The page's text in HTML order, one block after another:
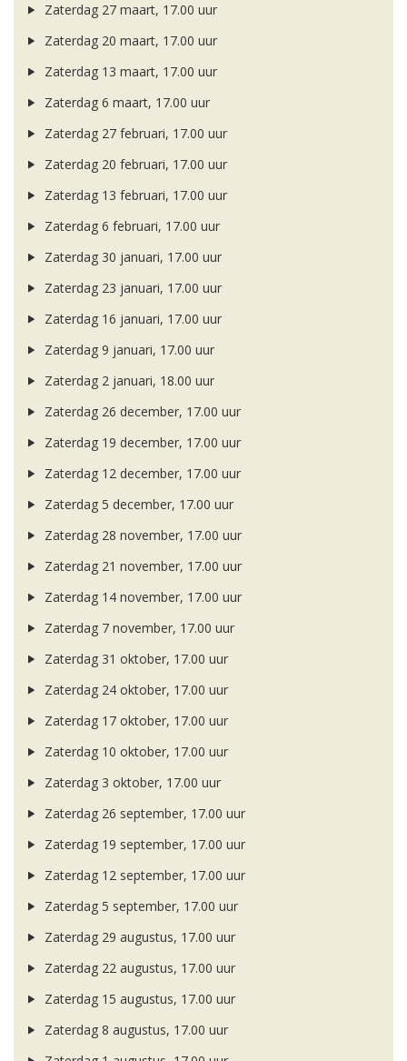
Zaterdag 27 maart, 17.00 uur
Zaterdag 20 maart, 17.00 uur
Zaterdag 13 maart, 17.00 uur
Zaterdag 6 maart, 17.00 uur
Zaterdag 27 februari, 17.00 uur
Zaterdag 20 februari, 17.00 uur
Zaterdag 13 februari, 17.00 uur
Zaterdag 6 februari, 17.00 uur
Zaterdag 30 januari, 17.00 uur
Zaterdag 23 januari, 17.00 uur
Zaterdag 16 januari, 17.00 uur
Zaterdag 9 januari, 17.00 uur
Zaterdag 2 januari, 18.00 uur
Zaterdag 26 december, 17.00 uur
Zaterdag 19 december, 17.00 uur
Zaterdag 12 december, 17.00 uur
Zaterdag 5 december, 17.00 uur
Zaterdag 28 november, 17.00 uur
Zaterdag 21 november, 17.00 uur
Zaterdag 14 november, 17.00 uur
Zaterdag 7 november, 17.00 uur
Zaterdag 31 oktober, 17.00 uur
Zaterdag 24 oktober, 17.00 uur
Zaterdag 17 oktober, 17.00 uur
Zaterdag 10 oktober, 17.00 uur
Zaterdag 3 oktober, 17.00 uur
Zaterdag 26 september, 17.00 uur
Zaterdag 19 september, 17.00 uur
Zaterdag 12 september, 17.00 uur
Zaterdag 5 september, 17.00 uur
Zaterdag 29 augustus, 17.00 uur
Zaterdag 22 augustus, 17.00 uur
Zaterdag 15 augustus, 17.00 uur
Zaterdag 8 augustus, 17.00 uur